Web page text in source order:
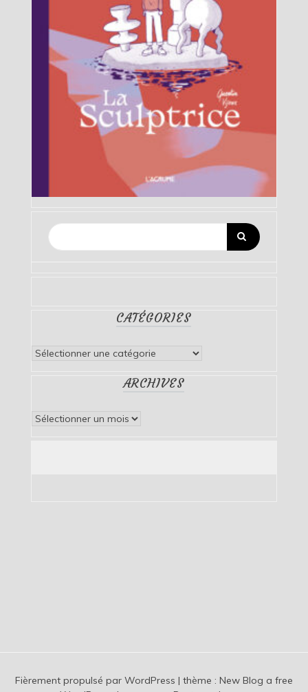
CATÉGORIES
Catégories
ARCHIVES
Archives
Fièrement propulsé par WordPress | thème : New Blog a free